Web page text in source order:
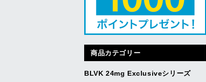
商品カテゴリー
BLVK 24mg Exclusiveシリーズ